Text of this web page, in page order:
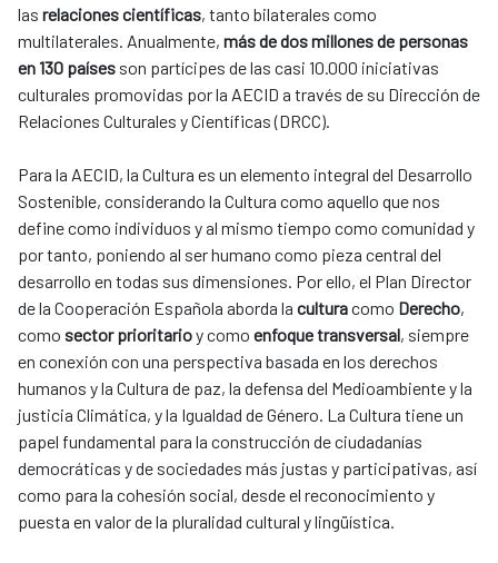
las relaciones científicas, tanto bilaterales como
multilaterales. Anualmente, más de dos millones de personas
en 130 países son partícipes de las casi 10.000 iniciativas
culturales promovidas por la AECID a través de su Dirección de
Relaciones Culturales y Científicas (DRCC).
Para la AECID, la Cultura es un elemento integral del Desarrollo
Sostenible, considerando la Cultura como aquello que nos
define como individuos y al mismo tiempo como comunidad y
por tanto, poniendo al ser humano como pieza central del
desarrollo en todas sus dimensiones. Por ello, el Plan Director
de la Cooperación Española aborda la culturacomo Derecho,
como sector prioritarioy como enfoque transversal, siempre
en conexión con una perspectiva basada en los derechos
humanos y la Cultura de paz, la defensa del Medioambiente y la
justicia Climática, y la Igualdad de Género. La Cultura tiene un
papel fundamental para la construcción de ciudadanías
democráticas y de sociedades más justas y participativas, así
como para la cohesión social, desde el reconocimiento y
puesta en valor de la pluralidad cultural y lingüística.